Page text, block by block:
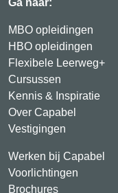
Ga naar:
MBO opleidingen
HBO opleidingen
Flexibele Leerweg+
Cursussen
Kennis & Inspiratie
Over Capabel
Vestigingen
Werken bij Capabel
Voorlichtingen
Brochures